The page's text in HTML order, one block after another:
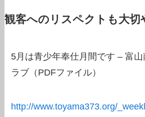
観客へのリスペクトも大切
5月は青少年奉仕月間です – 富
ラブ（PDFファイル）
http://www.toyama373.org/